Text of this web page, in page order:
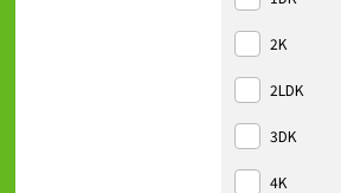
2K
2LDK
3DK
4K